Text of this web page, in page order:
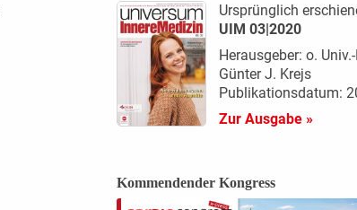
Ursprünglich
UIM 03|2020
Herausgeber: o.
Günter J. Krejs
Publikationsdatum:
Zur Ausgabe »
Kommendender Kongress